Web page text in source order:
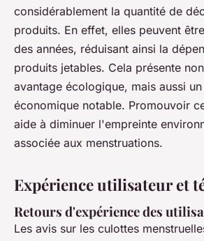
considérablement la quantité de
produits. En effet, elles peuvent
des années, réduisant ainsi la
produits jetables. Cela présente
avantage écologique, mais aussi
économique notable. Promouvoir
aide à diminuer l'empreinte
associée aux menstruations.
Expérience utilisateur et
Retours d'expérience des
Les avis sur les culottes